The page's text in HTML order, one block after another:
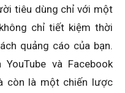
tiêu dùng chỉ với một
chỉ tiết kiệm thời
quảng cáo của bạn.
và Facebook
còn là một chiến lược